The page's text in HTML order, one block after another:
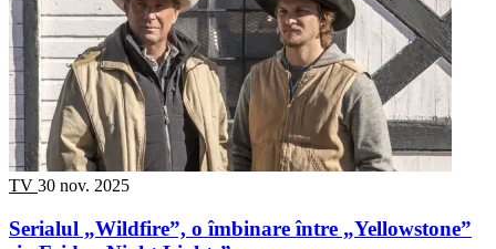
TV 30 nov. 2025
Serialul „Wildfire”, o îmbinare între „Yellowstone”